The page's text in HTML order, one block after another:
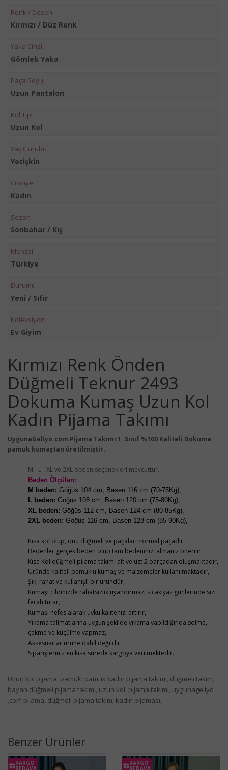
Renk / Desen
Kırmızı / Düz Renk
Yaka Cinsi
Gömlek Yaka
Paça Boyu
Uzun Pantalon
Kol Tipi
Uzun Kol
Yaş Gurubu
Yetişkin
Cinsiyet
Kadın
Sezon
Sonbahar / Kış
Menşei
Türkiye
Durumu
Yeni / Sıfır
Koleksiyon
Ev Giyim
Kırmızı Renk Önden
Düğmeli Teknur 2493
Dokuma Kumaş Uzun Kol
Kadın Pijama Takımı
UygunaGeliyo.com Pijama Takımı 1. Sınıf %100 Kaliteli Dokuma
pamuk kumaştan üretilmiştir.
M - L - XL ve 2XL beden seçenekleri mevcuttur.
Beden Ölçüleri;
M beden: Göğüs 104 cm, Basen 116 cm (70-75Kg),
L beden: Göğüs 108 cm, Basen 120 cm (75-80Kg),
XL beden: Göğüs 112 cm, Basen 124 cm (80-85Kg),
2XL beden: Göğüs 116 cm, Basen 128 cm (85-90Kg),
Kısa kol olup, önü düğmeli ve paçaları normal paçadır.
Bedenler gerçek beden olup tam bedeninizi almanız önerilir,
Kısa Kol düğmeli pijama takımı alt ve üst 2 parçadan oluşmaktadır,
Üründe kaliteli pamuklu kumaş ve malzemeler kullanılmaktadır,
Şık, rahat ve kullanışlı bir üründür,
Kumaşı cildinizde rahatsızlık uyandırmaz, sıcak yaz günlerinde sizi
ferah tutar,
Kumaşı nefes alarak uyku kalitenizi artırır,
Yıkama talimatlarına uygun şekilde yıkama yapıldığında solma,
çekme ve küçülme yapmaz,
Aksesuarlar ürüne dahil değildir,
Siparişleriniz en kısa sürede kargoya verilmektedir.
Uzun kol pijama, pamuk, pamuk kadın pijama takımı, düğmeli takım,
bayan düğmeli pijama takımı, uzun kol pijama takımı, uygunageliyo
.com pijama, düğmeli pijama takım, kadın pijaması,
Benzer Ürünler
KARGO
BEDAVA
KARGO
BEDAVA